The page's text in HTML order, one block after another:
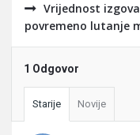
Vrijednost
povremeno lutanje
1 Odgovor
Starije Novije